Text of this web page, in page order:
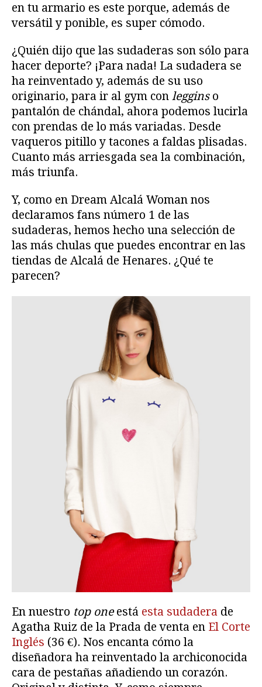
en tu armario es este porque, además de
versátil y ponible, es super cómodo.
¿Quién dijo que las sudaderas son sólo para
hacer deporte? ¡Para nada! La sudadera se
ha reinventado y, además de su uso
originario, para ir al gym con legginso
pantalón de chándal, ahora podemos lucirla
con prendas de lo más variadas. Desde
vaqueros pitillo y tacones a faldas plisadas.
Cuanto más arriesgada sea la combinación,
más triunfa.
Y, como en Dream Alcalá Woman nos
declaramos fans número 1 de las
sudaderas, hemos hecho una selección de
las más chulas que puedes encontrar en las
tiendas de Alcalá de Henares. ¿Qué te
parecen?
En nuestro top oneestá esta sudadera de
Agatha Ruiz de la Prada de venta en El Corte
Inglés (36 €). Nos encanta cómo la
diseñadora ha reinventado la archiconocida
cara de pestañas añadiendo un corazón.